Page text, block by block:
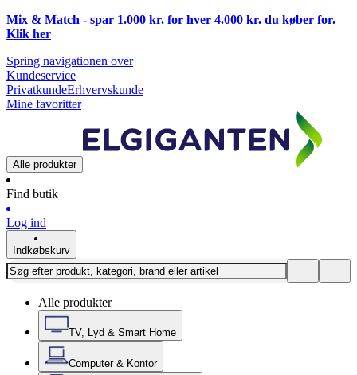
Mix & Match - spar 1.000 kr. for hver 4.000 kr. du køber for.
Klik her
Spring navigationen over
Kundeservice
PrivatkundeErhvervskunde
Mine favoritter
Alle produkter
Find butik
Log ind
Indkøbskurv
Alle produkter
TV, Lyd & Smart Home
Computer & Kontor